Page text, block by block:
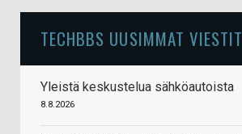
TECHBBS UUSIMMAT VIESTIT
Yleistä keskustelua sähköautoista
8.8.2026